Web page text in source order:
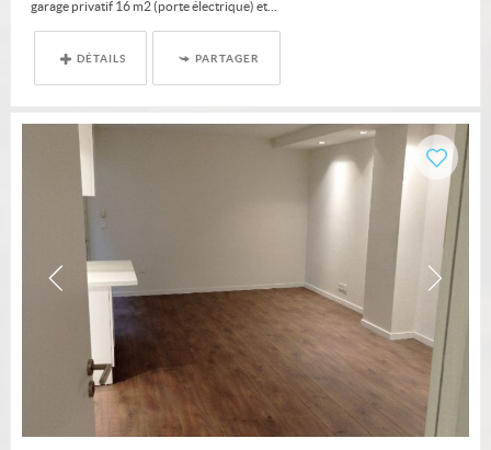
garage privatif 16 m2 (porte électrique) et...
DÉTAILS PARTAGER